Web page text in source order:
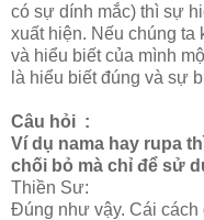
có sự dính mắc) thì sự
xuất hiện. Nếu chúng ta
và hiểu biết của mình
là hiểu biết đúng và sự
Câu hỏi :
Ví dụ nama hay rupa
chối bỏ mà chỉ để sử
Thiền Sư:
Đúng như vậy. Cái cách